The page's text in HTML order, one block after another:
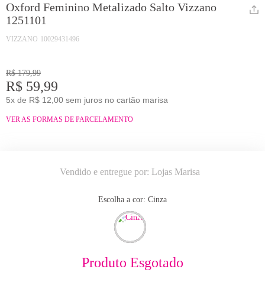
Oxford Feminino Metalizado Salto Vizzano
1251101
VIZZANO 10029431496
R$ 179,99
R$ 59,99
5x de R$ 12,00 sem juros no cartão marisa
VER AS FORMAS DE PARCELAMENTO
Vendido e entregue por: Lojas Marisa
Escolha a cor: cinza
Produto Esgotado